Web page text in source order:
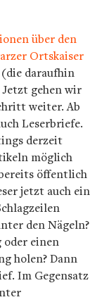
über den
Ortskaiser
(die daraufhin
gehen wir
weiter. Ab
Leserbriefe.
derzeit
möglich
öffentlich
jetzt auch ein
den Nägeln?
oder einen
holen? Dann
Im Gegensatz